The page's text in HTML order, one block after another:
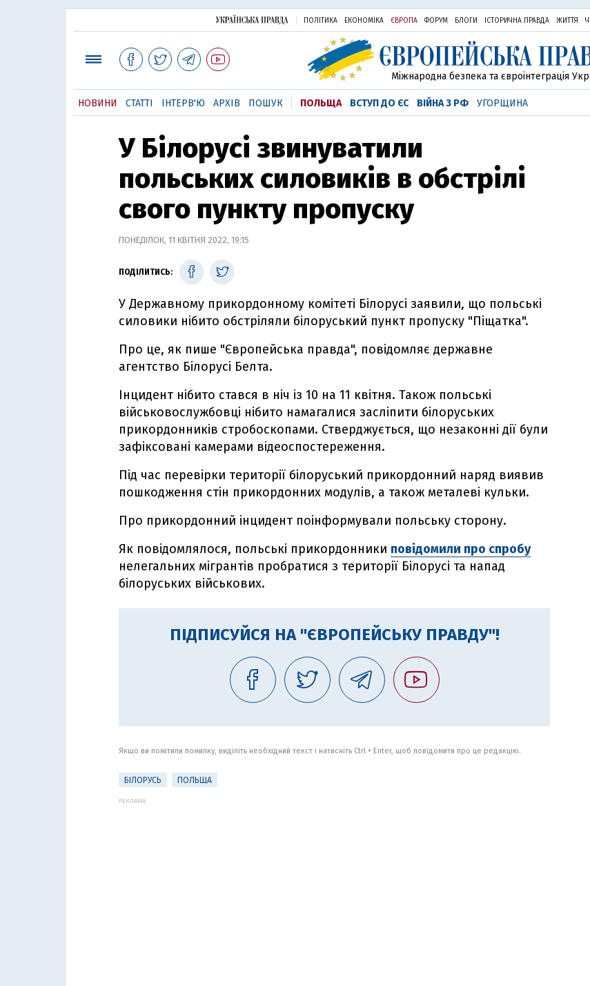
ПОЛІТИКА ЕКОНОМІКА ЄВРОПА ФОРУМ БЛОГИ ІСТОРИЧНА ПРАВДА ЖИТТЯ
Міжнародна безпека та євроінтеграція
НОВИНИ СТАТТІ ІНТЕРВ'Ю АРХІВ ПОШУК ПОЛЬЩА ВСТУП ДО ЄС ВІЙНА З РФ УГОРЩИНА
У Білорусі звинуватили
польських силовиків в обстрілі
свого пункту пропуску
ПОНЕДІЛОК, 11 КВІТНЯ 2022, 19:15
ПОДІЛИТИСЬ:
У Державному прикордонному комітеті Білорусі заявили, що польські
силовики нібито обстріляли білоруський пункт пропуску "Піщатка".
Про це, як пише "Європейська правда", повідомляє державне
агентство Білорусі Белта.
Інцидент нібито стався в ніч із 10 на 11 квітня. Також польські
військовослужбовці нібито намагалися засліпити білоруських
прикордонників стробоскопами. Стверджується, що незаконні дії були
зафіксовані камерами відеоспостереження.
Під час перевірки території білоруський прикордонний наряд виявив
пошкодження стін прикордонних модулів, а також металеві кульки.
Про прикордонний інцидент поінформували польську сторону.
Як повідомлялося, польські прикордонники повідомили про спробу
нелегальних мігрантів пробратися з території Білорусі та напад
білоруських військових.
ПІДПИСУЙСЯ НА "ЄВРОПЕЙСЬКУ ПРАВДУ"!
Якщо ви помітили помилку, виділіть необхідний текст і натисніть Ctrl + Enter, щоб повідомити про це редакцію.
БІЛОРУСЬ ПОЛЬЩА
РЕКЛАМА: